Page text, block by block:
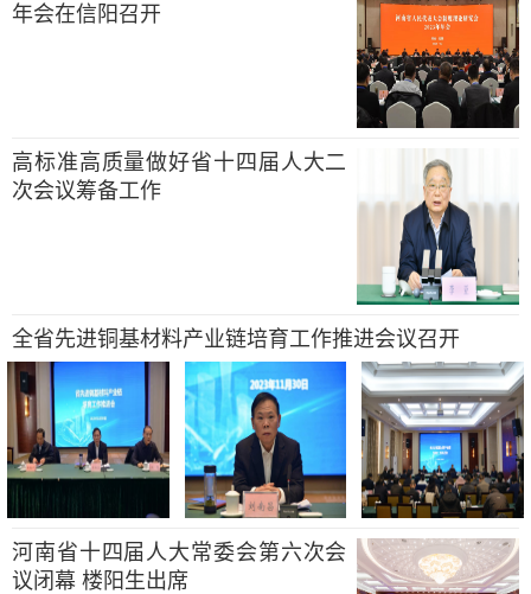
年会在信阳召开
高标准高质量做好省十四届人大二
次会议筹备工作
全省先进铜基材料产业链培育工作推进会议召开
河南省十四届人大常委会第六次会
议闭幕 楼阳生出席